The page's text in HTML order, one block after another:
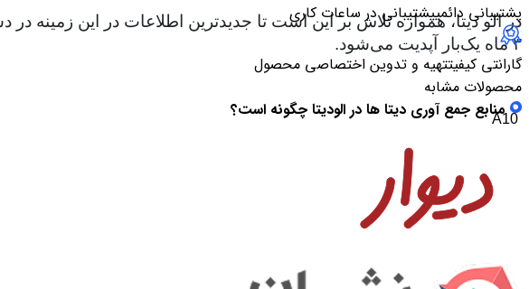
در الو دیتا، همواره تلاش بر این است تا جدیدترین اطلاعات در این
۳ ماه یک‌بار آپدیت می‌شود.
پشتیبانی دائمیپشتیبانی در ساعات کاری
گارانتی کیفیتتهیه و تدوین اختصاصی محصول
محصولات مشابه
منابع جمع آوری دیتا ها در الودیتا چگونه است؟